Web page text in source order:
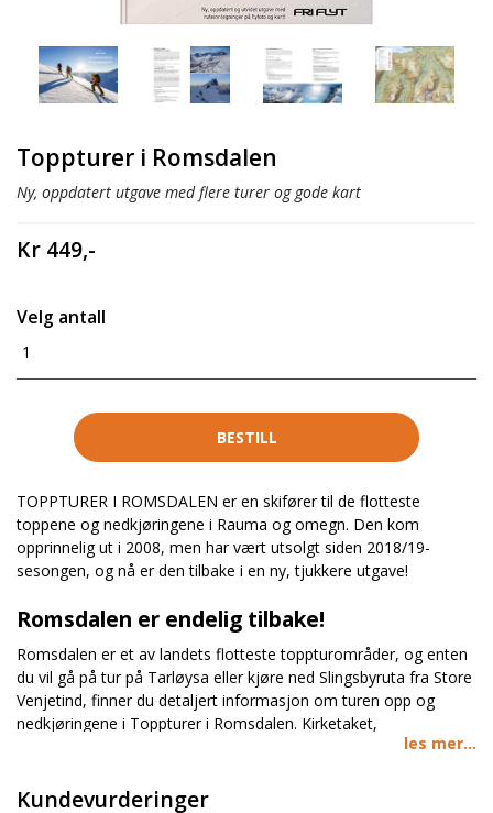
Toppturer i Romsdalen
Ny, oppdatert utgave med flere turer og gode kart
Kr 449,-
Velg antall
1
BESTILL
TOPPTURER I ROMSDALEN er en skifører til de flotteste
toppene og nedkjøringene i Rauma og omegn. Den kom
opprinnelig ut i 2008, men har vært utsolgt siden 2018/19-
sesongen, og nå er den tilbake i en ny, tjukkere utgave!
Romsdalen er endelig tilbake!
Romsdalen er et av landets flotteste toppturområder, og enten
du vil gå på tur på Tarløysa eller kjøre ned Slingsbyruta fra Store
Venjetind, finner du detaljert informasjon om turen opp og
nedkjøringene i Toppturer i Romsdalen. Kirketaket,
også kan finne fram til andre topper som gir like fine
les mer...
Kundevurderinger